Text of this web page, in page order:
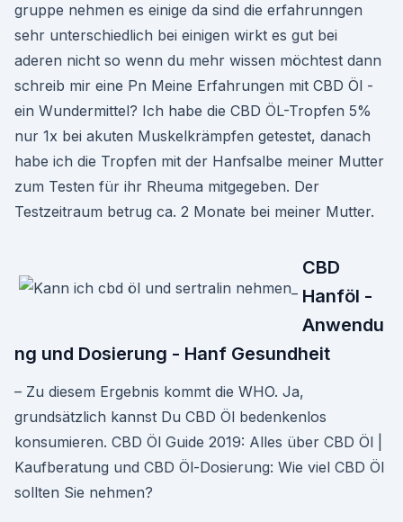
gruppe nehmen es einige da sind die erfahrunngen
sehr unterschiedlich bei einigen wirkt es gut bei
aderen nicht so wenn du mehr wissen möchtest dann
schreib mir eine Pn Meine Erfahrungen mit CBD Öl -
ein Wundermittel? Ich habe die CBD ÖL-Tropfen 5%
nur 1x bei akuten Muskelkrämpfen getestet, danach
habe ich die Tropfen mit der Hanfsalbe meiner Mutter
zum Testen für ihr Rheuma mitgegeben. Der
Testzeitraum betrug ca. 2 Monate bei meiner Mutter.
CBD
Hanföl -
Anwendu
ng und Dosierung - Hanf Gesundheit
– Zu diesem Ergebnis kommt die WHO. Ja,
grundsätzlich kannst Du CBD Öl bedenkenlos
konsumieren. CBD Öl Guide 2019: Alles über CBD Öl |
Kaufberatung und CBD Öl-Dosierung: Wie viel CBD Öl
sollten Sie nehmen?